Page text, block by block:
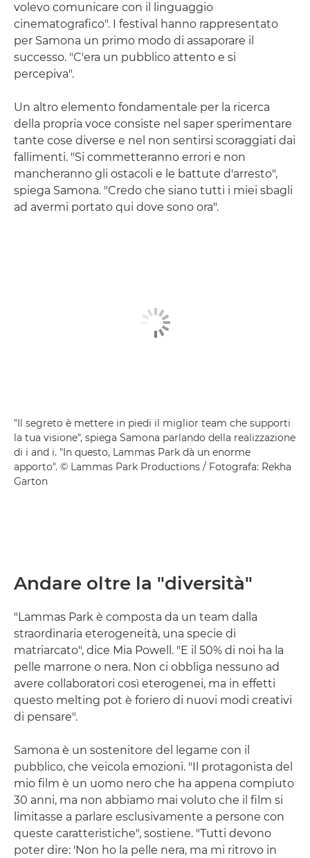
volevo comunicare con il linguaggio
cinematografico". I festival hanno rappresentato
per Samona un primo modo di assaporare il
successo. "C'era un pubblico attento e si
percepiva".
Un altro elemento fondamentale per la ricerca
della propria voce consiste nel saper sperimentare
tante cose diverse e nel non sentirsi scoraggiati dai
fallimenti. "Si commetteranno errori e non
mancheranno gli ostacoli e le battute d'arresto",
spiega Samona. "Credo che siano tutti i miei sbagli
ad avermi portato qui dove sono ora".
"Il segreto è mettere in piedi il miglior team che supporti
la tua visione", spiega Samona parlando della realizzazione
di i and i. "In questo, Lammas Park dà un enorme
apporto". © Lammas Park Productions / Fotografa: Rekha
Garton
Andare oltre la "diversità"
"Lammas Park è composta da un team dalla
straordinaria eterogeneità, una specie di
matriarcato", dice Mia Powell. "E il 50% di noi ha la
pelle marrone o nera. Non ci obbliga nessuno ad
avere collaboratori così eterogenei, ma in effetti
questo melting pot è foriero di nuovi modi creativi
di pensare".
Samona è un sostenitore del legame con il
pubblico, che veicola emozioni. "Il protagonista del
mio film è un uomo nero che ha appena compiuto
30 anni, ma non abbiamo mai voluto che il film si
limitasse a parlare esclusivamente a persone con
queste caratteristiche", sostiene. "Tutti devono
poter dire: 'Non ho la pelle nera, ma mi ritrovo in